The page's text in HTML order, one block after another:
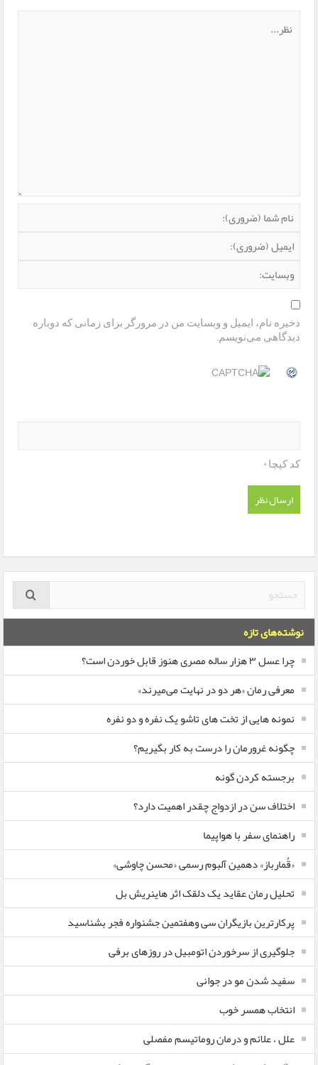
ذخیره نام، ایمیل و وبسایت من در مرورگر برای زمانی که دوباره
دیدگاهی می‌نویسم.
کد کپچا*
نوشته‌های تازه
چرا عسل ۳ هزار ساله‌ مصری هنوز قابل خوردن است؟
معرفی رمان «هر دو در نهایت می‌میرند»
نمونه هایی از تخت های تاشو یک نفره و دو نفره
چگونه غرورمان را درست به کار بگیریم؟
برجسته کردن گونه
اختلاف سن در ازدواج چقدر اهمیت دارد؟
راهنمای سفر با هواپیما
«قُمارباز» دهمین آلبوم رسمی «محسن چاوشی»
تحلیل رمان عقاید یک دلقک اثر هاینریش بل
پرکارترین بازیگران سی وهفتمین جشنواره فجر بشناسید
جلوگیری از سرخوردن اتومبیل در روزهای برفی
سفید شدن مو در جوانی
انتخاب همسر خوب
علل ، علائم و درمان روماتیسم مفصلی